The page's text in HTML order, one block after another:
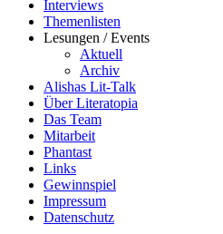
Interviews
Themenlisten
Lesungen / Events
Aktuell
Archiv
Alishas Lit-Talk
Über Literatopia
Das Team
Mitarbeit
Phantast
Links
Gewinnspiel
Impressum
Datenschutz